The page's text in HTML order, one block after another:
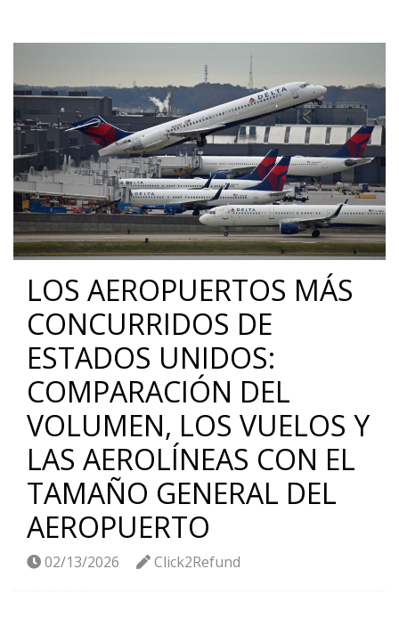
LOS AEROPUERTOS MÁS
CONCURRIDOS DE
ESTADOS UNIDOS:
COMPARACIÓN DEL
VOLUMEN, LOS VUELOS Y
LAS AEROLÍNEAS CON EL
TAMAÑO GENERAL DEL
AEROPUERTO
02/13/2026 Click2Refund